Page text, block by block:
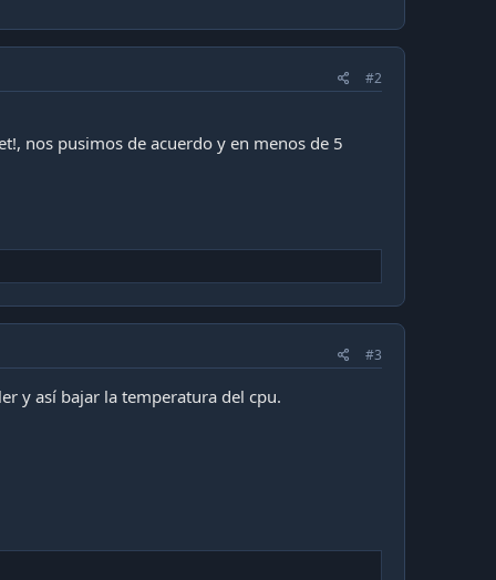
#2
nos pusimos de acuerdo y en menos de 5
#3
y así bajar la temperatura del cpu.